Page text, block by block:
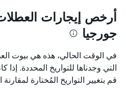
أرخص إيجارات
جورجيا
في الوقت الحالي، هذه هي بيوت
التي وجدناها للتواريخ المحددة. إذا
قم بتغيير التواريخ المُختارة لمقارنة